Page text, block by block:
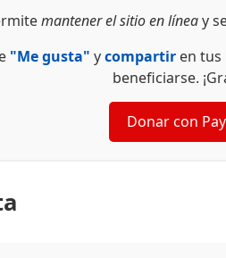
mantener el sitio en líneay
"Me gusta" ycompartiren tus
beneficiarse.
Donar con